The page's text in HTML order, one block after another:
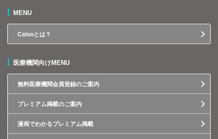
MENU
Calooとは？
医療機関向けMENU
無料医療機関会員登録のご案内
プレミアム掲載のご案内
漫画でわかるプレミアム掲載